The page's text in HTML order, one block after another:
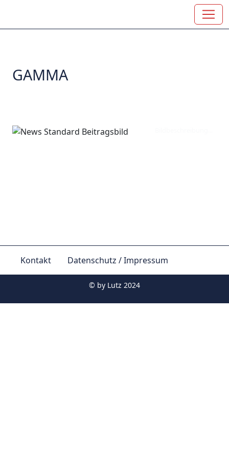
GAMMA
Kontakt Datenschutz / Impressum
© by Lutz 2024